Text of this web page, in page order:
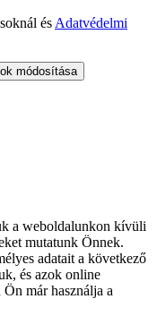
és Adatvédelmi
módosítása
a weboldalunkon kívüli
mutatunk Önnek.
adatait a következő
és azok online
már használja a